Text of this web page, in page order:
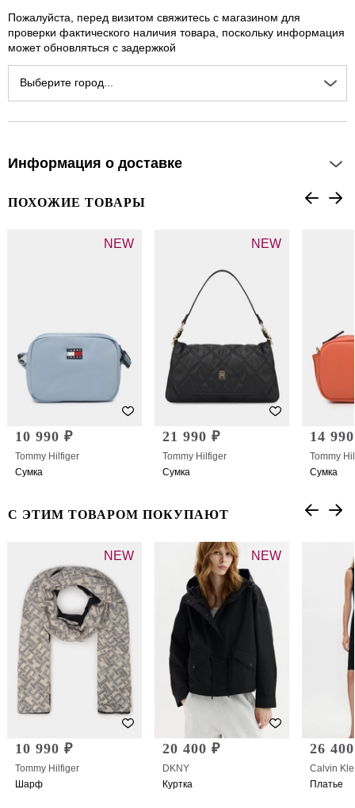
Пожалуйста, перед визитом свяжитесь с магазином для
проверки фактического наличия товара, поскольку информация
может обновляться с задержкой
Выберите город...
Информация о доставке
ПОХОЖИЕ ТОВАРЫ
NEW
10 990 ₽
Tommy Hilfiger
Сумка
NEW
21 990 ₽
Tommy Hilfiger
Сумка
14
Tommy
Сумка
С ЭТИМ ТОВАРОМ ПОКУПАЮТ
NEW
10 990 ₽
Tommy Hilfiger
Шарф
NEW
20 400 ₽
DKNY
Куртка
26
Calvin
Платье